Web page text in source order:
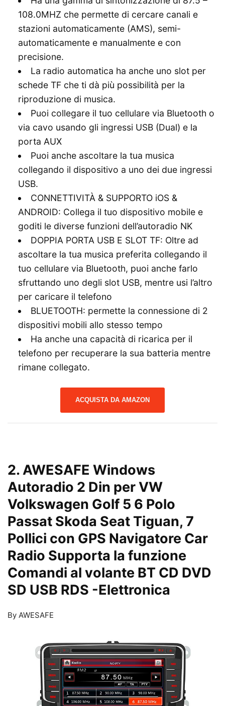
108.0MHZ che permette di cercare canali e
stazioni automaticamente (AMS), semi-
automaticamente e manualmente e con
precisione.
La radio automatica ha anche uno slot per
schede TF che ti dà più possibilità per la
riproduzione di musica.
Puoi collegare il tuo cellulare via Bluetooth o
via cavo usando gli ingressi USB (Dual) e la
porta AUX
Puoi anche ascoltare la tua musica
collegando il dispositivo a uno dei due ingressi
USB.
CONNETTIVITÀ & SUPPORTO iOS &
ANDROID: Collega il tuo dispositivo mobile e
goditi le diverse funzioni dell’autoradio NK
DOPPIA PORTA USB E SLOT TF: Oltre ad
ascoltare la tua musica preferita collegando il
tuo cellulare via Bluetooth, puoi anche farlo
sfruttando uno degli slot USB, mentre usi l’altro
per caricare il telefono
BLUETOOTH: permette la connessione di 2
dispositivi mobili allo stesso tempo
Ha anche una capacità di ricarica per il
telefono per recuperare la sua batteria mentre
rimane collegato.
ACQUISTA DA AMAZON
2. AWESAFE Windows
Autoradio 2 Din per VW
Volkswagen Golf 5 6 Polo
Passat Skoda Seat Tiguan, 7
Pollici con GPS Navigatore Car
Radio Supporta la funzione
Comandi al volante BT CD DVD
SD USB RDS -Elettronica
By AWESAFE